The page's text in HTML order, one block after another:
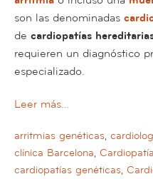
son las denominadas
de cardiopatías
requieren un diagnóstico
especializado.
Leer más…
arritmias genéticas,
clínica Barcelona,
cardiopatías genéticas,